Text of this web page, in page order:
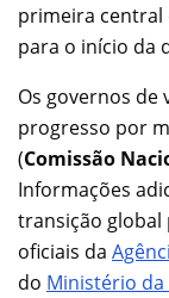
primeira central
para o início da
Os governos de
progresso por
(Comissão
Informações
transição global
oficiais da
do Ministério da